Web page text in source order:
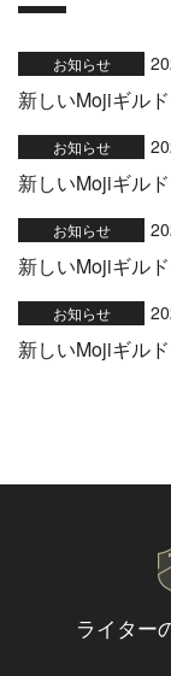
お知らせ
新しいMojiギル
お知らせ
新しいMojiギル
お知らせ
新しいMojiギル
お知らせ
新しいMojiギル
ライター